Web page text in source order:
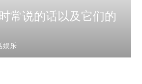
常说的话以及它们的
娱乐